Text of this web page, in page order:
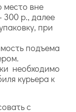
место вне
300 р., далее
при
подъема
необходимо
курьера к
с